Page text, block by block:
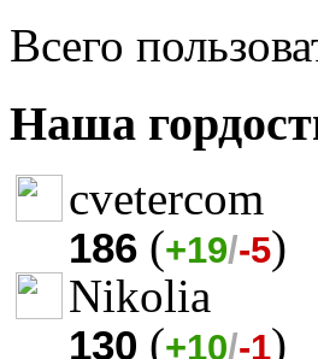
Всего
Наша
cvetercom
186 (+19/-5)
Nikolia
130 (+10/-1)